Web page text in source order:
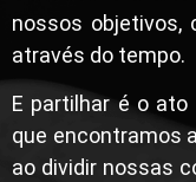
nossos objetivos,
através do tempo.
E partilhar é o
que encontramos
ao dividir nossas